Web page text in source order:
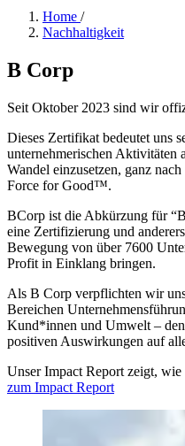
Home /
Nachhaltigkeit
B Corp
Seit Oktober 2023 sind wir
Dieses Zertifikat bedeutet uns
unternehmerischen Aktivitäten
Wandel einzusetzen, ganz
Force for Good™.
BCorp ist die Abkürzung für
eine Zertifizierung und
Bewegung von über 7600
Profit in Einklang bringen.
Als B Corp verpflichten wir
Bereichen
Kund*innen und Umwelt –
positiven Auswirkungen auf
Unser Impact Report zeigt,
zum Impact Report